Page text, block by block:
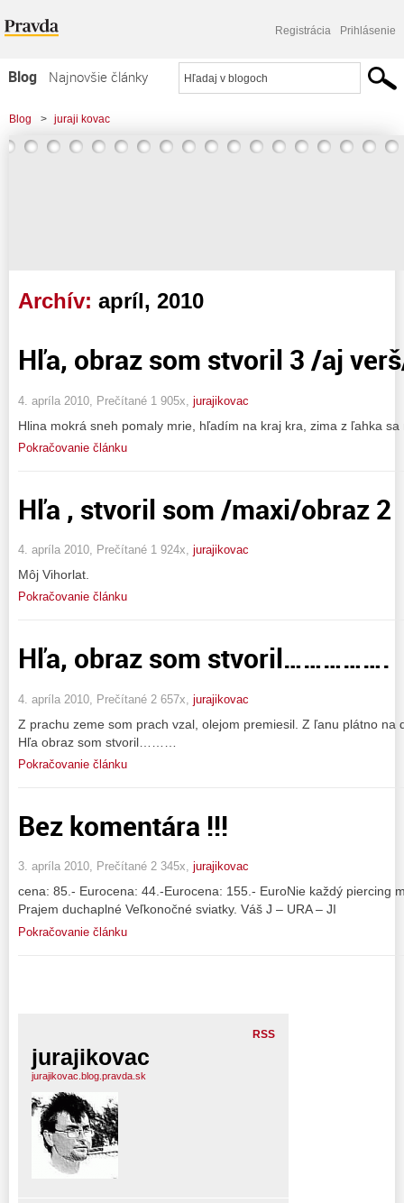
Registrácia Prihlásenie
Blog
Najnovšie články
Najčítanejšie články
Najkomentovanejšie články
Blog > juraji kovac
Archív: apríl, 2010
Hľa, obraz som stvoril 3 /aj
4. apríla 2010, Prečítané 1 905x, jurajikovac
Hlina mokrá sneh pomaly mrie, hľadím na kraj kra, zima z ľahka sa
Pokračovanie článku
Hľa , stvoril som /maxi/obraz 2
4. apríla 2010, Prečítané 1 924x, jurajikovac
Môj Vihorlat.
Pokračovanie článku
Hľa, obraz som stvoril…………….
4. apríla 2010, Prečítané 2 657x, jurajikovac
Z prachu zeme som prach vzal, olejom premiesil. Z ľanu plátno na
Hľa obraz som stvoril………
Pokračovanie článku
Bez komentára !!!
3. apríla 2010, Prečítané 2 345x, jurajikovac
cena: 85.- Eurocena: 44.-Eurocena: 155.- EuroNie každý piercing
Prajem duchaplné Veľkonočné sviatky. Váš J – URA – JI
Pokračovanie článku
RSS
jurajikovac
jurajikovac.blog.pravda.sk